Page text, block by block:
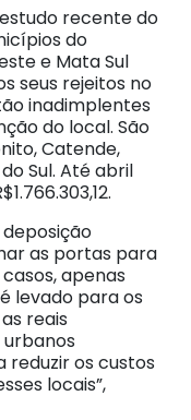
recente do
do
e Mata Sul
seus rejeitos no
inadimplentes
do local. São
Catende,
Sul. Até abril
as portas para
apenas
levado para os
reais
reduzir os custos
locais”,